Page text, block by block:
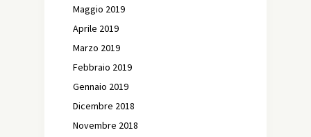
Maggio 2019
Aprile 2019
Marzo 2019
Febbraio 2019
Gennaio 2019
Dicembre 2018
Novembre 2018